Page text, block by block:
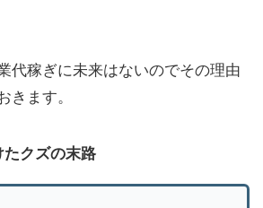
代稼ぎに未来はないのでその理由
きます。
クズの末路